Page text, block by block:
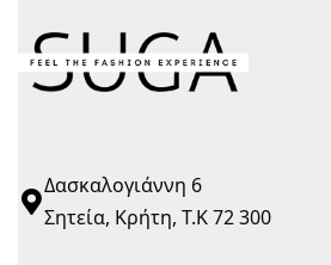
Δασκαλογιάννη 6
Σητεία, Κρήτη, Τ.Κ 72 300